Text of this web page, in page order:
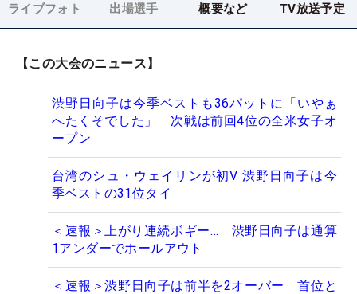
ライブフォト 出場選手 概要など TV放送予定
【この大会のニュース】
渋野日向子は今季ベストも36パットに「いやぁ
へたくそでした」 次戦は前回4位の全米女子オ
ープン
台湾のシュ・ウェイリンが初V 渋野日向子は今
季ベストの31位タイ
＜速報＞上がり連続ボギー… 渋野日向子は通算
1アンダーでホールアウト
＜速報＞渋野日向子は前半を2オーバー 首位と